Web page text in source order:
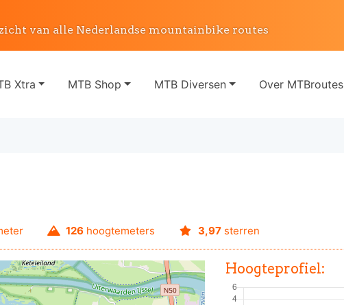
van alle Nederlandse mountainbike routes
Xtra MTB Shop MTB Diversen Over MTBroutes
126 hoogtemeters 3,97 sterren
Hoogteprofiel: